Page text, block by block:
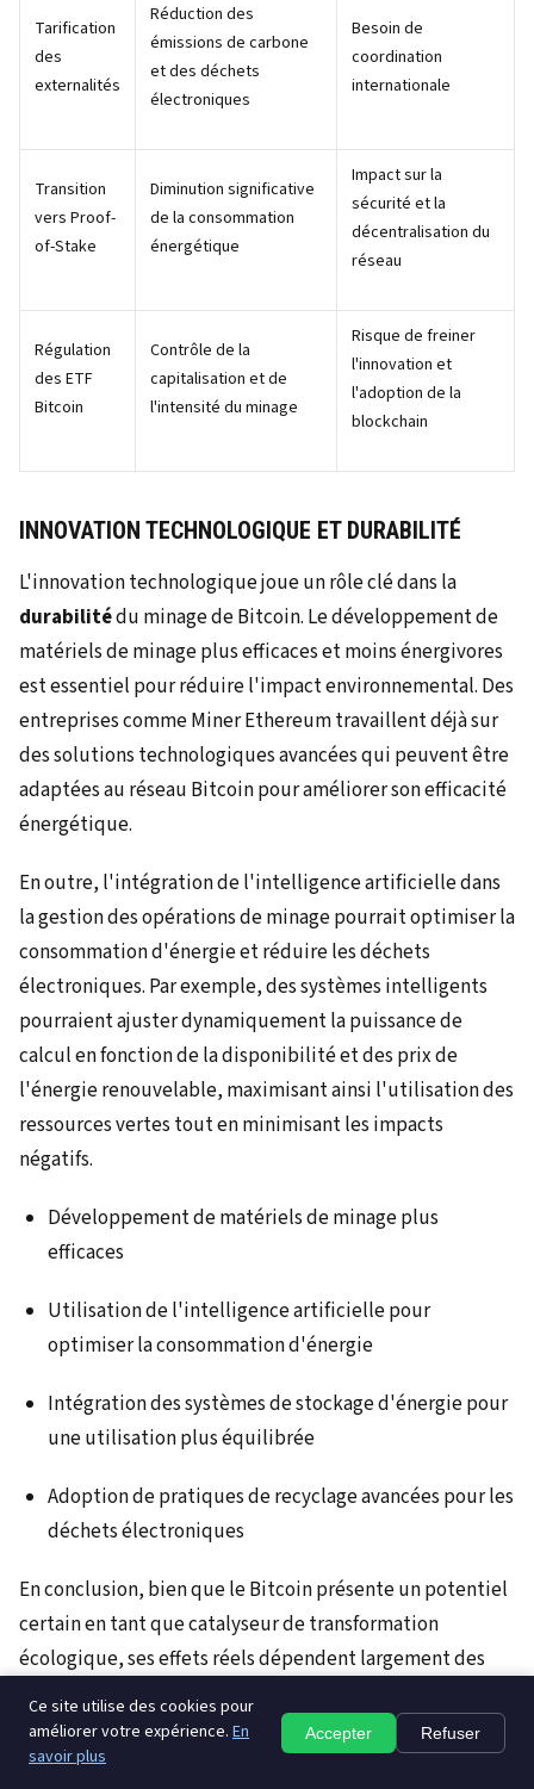
Tarification
des
externalités
Réduction des
émissions de carbone
et des déchets
électroniques
Besoin de
coordination
internationale
Transition
vers Proof-
of-Stake
Diminution significative
de la consommation
énergétique
Impact sur la
sécurité et la
décentralisation du
réseau
Régulation
des ETF
Bitcoin
Contrôle de la
capitalisation et de
l'intensité du minage
Risque de freiner
l'innovation et
l'adoption de la
blockchain
INNOVATION TECHNOLOGIQUE ET DURABILITÉ
L'innovation technologique joue un rôle clé dans la
durabilitédu minage de Bitcoin. Le développement de
matériels de minage plus efficaces et moins énergivores
est essentiel pour réduire l'impact environnemental. Des
entreprises comme Miner Ethereum travaillent déjà sur
des solutions technologiques avancées qui peuvent être
adaptées au réseau Bitcoin pour améliorer son efficacité
énergétique.
En outre, l'intégration de l'intelligence artificielle dans
la gestion des opérations de minage pourrait optimiser la
consommation d'énergie et réduire les déchets
électroniques. Par exemple, des systèmes intelligents
pourraient ajuster dynamiquement la puissance de
calcul en fonction de la disponibilité et des prix de
l'énergie renouvelable, maximisant ainsi l'utilisation des
ressources vertes tout en minimisant les impacts
négatifs.
Développement de matériels de minage plus
efficaces
Utilisation de l'intelligence artificielle pour
optimiser la consommation d'énergie
Intégration des systèmes de stockage d'énergie pour
une utilisation plus équilibrée
Adoption de pratiques de recyclage avancées pour les
déchets électroniques
En conclusion, bien que le Bitcoin présente un potentiel
certain en tant que catalyseur de transformation
écologique, ses effets réels dépendent largement des
dynamiques du marché du minage et des régulations
mises en place. Une approche équilibrée, combinant
innovation technologique et régulation efficace, est
Ce site utilise des cookies pour
améliorer votre expérience. En
savoir plus
Accepter Refuser